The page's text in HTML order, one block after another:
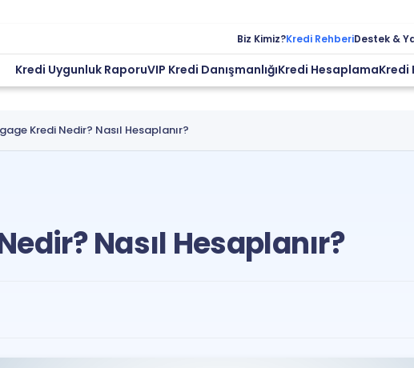
Biz Kimiz?Kredi RehberiDestek &
Kredi Uygunluk RaporuVIP Kredi DanışmanlığıKredi HesaplamaKredi
Kredi Nedir? Nasıl Hesaplanır?
Nasıl Hesaplanır?